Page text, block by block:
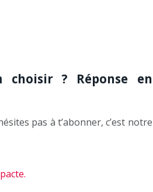
choisir ? Réponse en
pas à t’abonner, c’est notre